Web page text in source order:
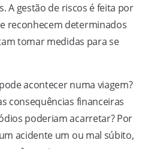
A gestão de riscos é feita por
reconhecem determinados
tomar medidas para se
acontecer numa viagem?
consequências financeiras
poderiam acarretar? Por
acidente um ou mal súbito,